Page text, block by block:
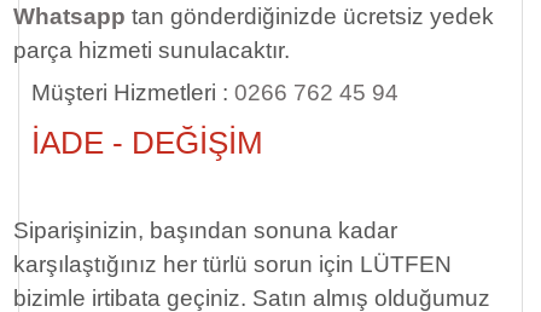
Whatsapp tan gönderdiğinizde ücretsiz yedek
parça hizmeti sunulacaktır.
Müşteri Hizmetleri : 0266 762 45 94
İADE - DEĞİŞİM
Siparişinizin, başından sonuna kadar
karşılaştığınız her türlü sorun için LÜTFEN
bizimle irtibata geçiniz. Satın almış olduğumuz